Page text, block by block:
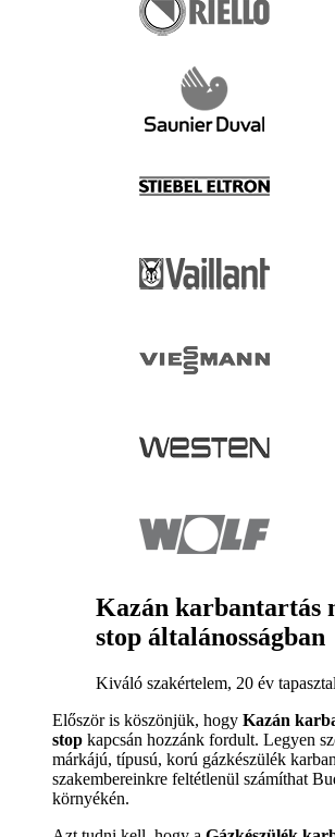
Kazán karbantartás
stop általánosságban
Kiváló szakértelem, 20 év
Először is köszönjük, hogy Kazán
stop kapcsán hozzánk fordult. Legyen
márkájú, típusú, korú gázkészülék
szakembereinkre feltétlenül számíthat
környékén.